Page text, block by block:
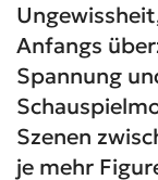
Anfangs
Spannung
Szenen
je mehr